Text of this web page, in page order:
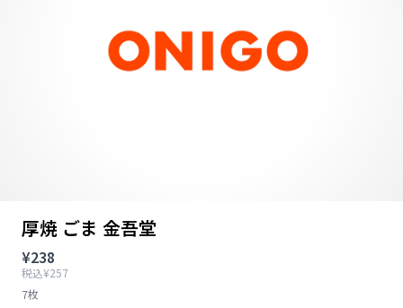
厚焼 ごま 金吾堂
¥238
税込¥257
7枚